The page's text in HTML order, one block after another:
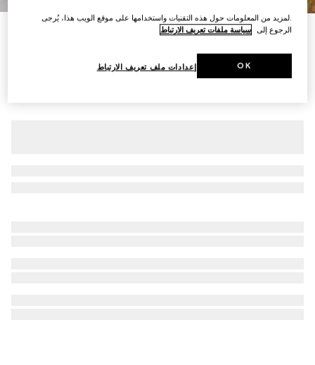
خُف للنساء مزيّن بحلية Horsebit
€ 780
.لمزيد من المعلومات حول هذه التقنيات واستخدامها على موقع الويب هذا، يُرجى
الرجوع إلى سياسة ملفات تعريف الارتباط
إعدادات ملف تعريف الارتباط OK